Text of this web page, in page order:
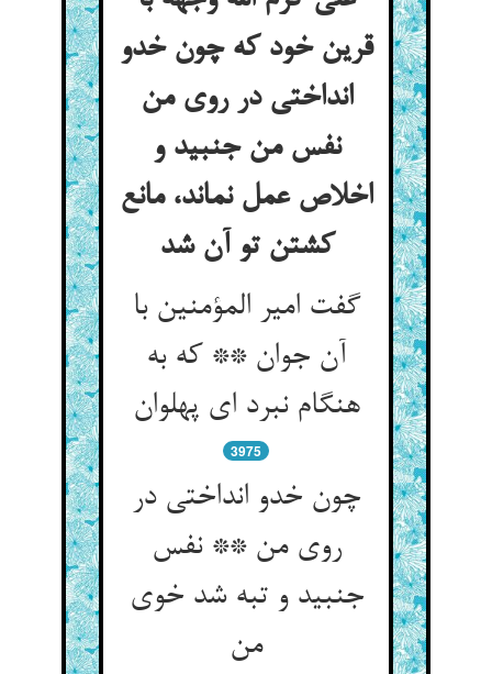
قرین خود که چون خدو
انداختی در روی من
نفس من جنبید و
اخلاص عمل نماند، مانع
کشتن تو آن شد
گفت امیر المؤمنین با
آن جوان ** که به
هنگام نبرد ای پهلوان‌‌
3975
چون خدو انداختی در
روی من ** نفس
جنبید و تبه شد خوی